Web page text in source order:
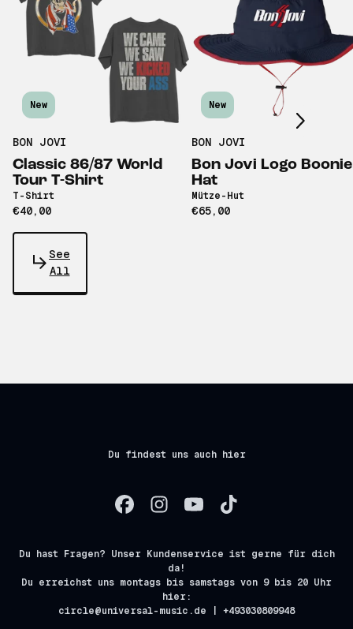
New
BON JOVI
Classic 86/87 World
Tour T-Shirt
T-Shirt
€40,00
New
BON JOVI
Bon Jovi Logo Boonie
Hat
Mütze-Hut
€65,00
Scroll right
See
All
Du findest uns auch hier
Du hast Fragen? Unser Kundenservice ist gerne für dich
da!
Du erreichst uns montags bis samstags von 9 bis 20 Uhr
hier:
circle@universal-music.de | +493030809948